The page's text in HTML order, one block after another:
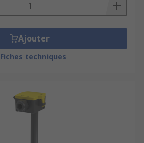
Ajouter
Fiches techniques